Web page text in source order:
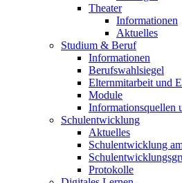
Theater
Informationen
Aktuelles
Studium & Beruf
Informationen
Berufswahlsiegel
Elternmitarbeit und
Module
Informationsquellen
Schulentwicklung
Aktuelles
Schulentwicklung
Protokolle